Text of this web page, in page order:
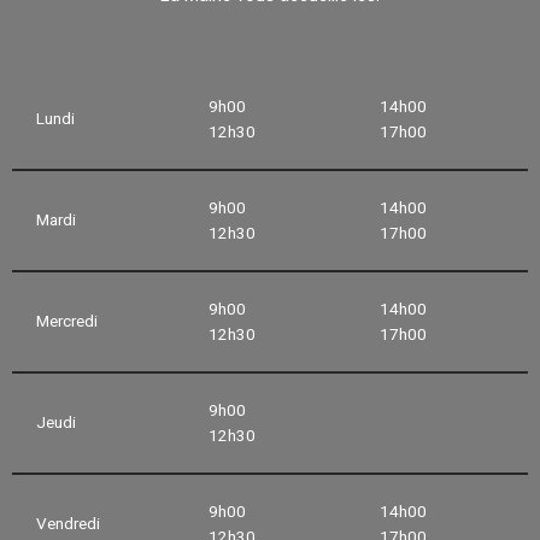
Lundi
9h00
12h30
14h00
17h00
Mardi
9h00
12h30
14h00
17h00
Mercredi
9h00
12h30
14h00
17h00
Jeudi
9h00
12h30
Vendredi
9h00
12h30
14h00
17h00